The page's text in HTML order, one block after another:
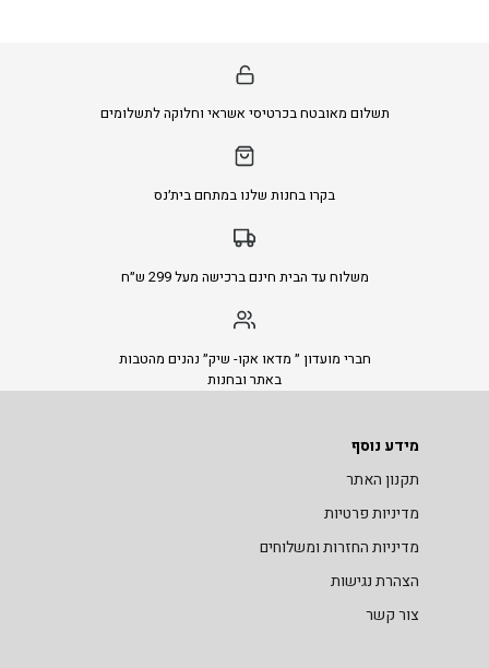
תשלום מאובטח בכרטיסי אשראי וחלוקה לתשלומים
בקרו בחנות שלנו במתחם בית׳נס
משלוח עד הבית חינם ברכישה מעל 299 ש״ח
חברי מועדון ״ מדאו אקו- שיק״ נהנים מהטבות
באתר ובחנות
מידע נוסף
תקנון האתר
מדיניות פרטיות
מדיניות החזרות ומשלוחים
הצהרת נגישות
צור קשר